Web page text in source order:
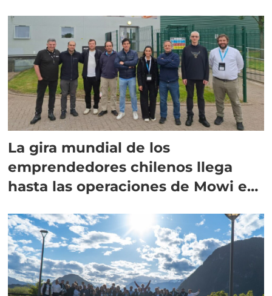
La gira mundial de los
emprendedores chilenos llega
hasta las operaciones de Mowi en